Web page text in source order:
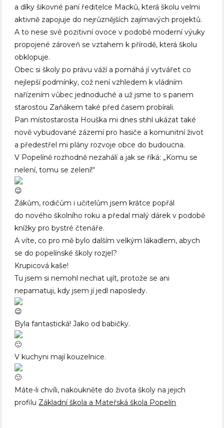
a díky šikovné paní ředitelce Macků, která školu velmi
aktivně zapojuje do nejrůznějších zajímavých projektů.
A to nese své pozitivní ovoce v podobě moderní výuky
propojené zároveň se vztahem k přírodě, která školu
obklopuje.
Obec si školy po právu váží a pomáhá jí vytvářet co
nejlepší podmínky, což není vzhledem k vládním
nařízením vůbec jednoduché a už jsme to s panem
starostou Zaňákem také před časem probírali.
Pan místostarosta Houška mi dnes stihl ukázat také
nově vybudované zázemí pro hasiče a komunitní život
a předestřel mi plány rozvoje obce do budoucna.
V Popelíně rozhodně nezahálí a jak se říká: „Komu se
nelení, tomu se zelení!“
Žákům, rodičům i učitelům jsem krátce popřál
do nového školního roku a předal malý dárek v podobě
knížky pro bystré čtenáře.
A víte, co pro mě bylo dalším velkým lákadlem, abych
se do popelínské školy rozjel?
Krupicová kaše!
Tu jsem si nemohl nechat ujít, protože se ani
nepamatuji, kdy jsem jí jedl naposledy.
Byla fantastická! Jako od babičky.
V kuchyni mají kouzelnice.
Máte-li chvíli, nakoukněte do života školy na jejich
profilu Základní škola a Mateřská škola Popelín